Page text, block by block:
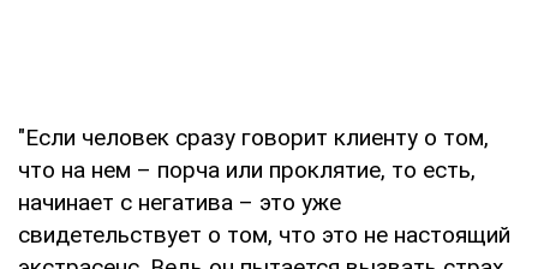
"Если человек сразу говорит клиенту о том,
что на нем – порча или проклятие, то есть,
начинает с негатива – это уже
свидетельствует о том, что это не настоящий